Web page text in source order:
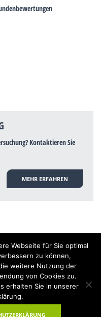
Kontaktieren Sie
MEHR ERFAHREN
zwischen
aufzeigen, ist es von der
nicht anerkannt, dass
haben können.
und die
Baubiologe Baldermnn - Ihr
Webseite für Sie optimal
zu können,
weitere Nutzung der
von Cookies zu.
erhalten Sie in unserer